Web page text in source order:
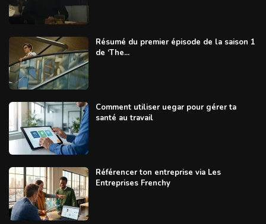
Résumé du premier épisode de la saison 1
de ‘The...
Comment utiliser uegar pour gérer ta
santé au travail
Référencer ton entreprise via Les
Entreprises Frenchy